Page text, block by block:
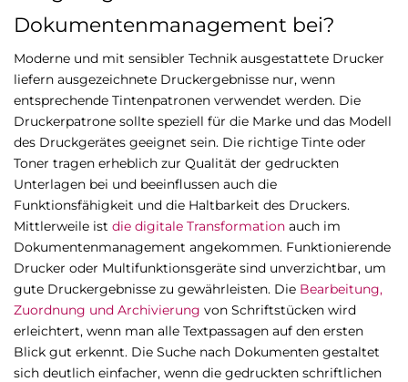
Dokumentenmanagement bei?
Moderne und mit sensibler Technik ausgestattete Drucker
liefern ausgezeichnete Druckergebnisse nur, wenn
entsprechende Tintenpatronen verwendet werden. Die
Druckerpatrone sollte speziell für die Marke und das Modell
des Druckgerätes geeignet sein. Die richtige Tinte oder
Toner tragen erheblich zur Qualität der gedruckten
Unterlagen bei und beeinflussen auch die
Funktionsfähigkeit und die Haltbarkeit des Druckers.
Mittlerweile ist die digitale Transformation auch im
Dokumentenmanagement angekommen. Funktionierende
Drucker oder Multifunktionsgeräte sind unverzichtbar, um
gute Druckergebnisse zu gewährleisten. Die Bearbeitung,
Zuordnung und Archivierung von Schriftstücken wird
erleichtert, wenn man alle Textpassagen auf den ersten
Blick gut erkennt. Die Suche nach Dokumenten gestaltet
sich deutlich einfacher, wenn die gedruckten schriftlichen